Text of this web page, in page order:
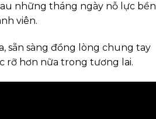
những tháng ngày nỗ lực bền
viên.
sẵn sàng đồng lòng chung tay
rỡ hơn nữa trong tương lai.